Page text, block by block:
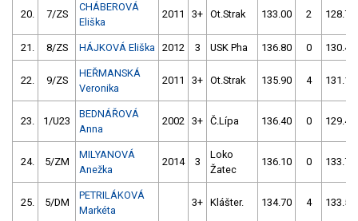
20. 7/ZS
CHÁBEROVÁ
Eliška
2011 3+ Ot.Strak 133.00 2 128.70
21. 8/ZS HÁJKOVÁ Eliška 2012 3 USK Pha 136.80 0 130.40
22. 9/ZS
HEŘMANSKÁ
Veronika
2011 3+ Ot.Strak 135.90 4 131.10
23. 1/U23
BEDNÁŘOVÁ
Anna
2002 3+ Č.Lípa 136.40 0 129.40
24. 5/ZM
MILYANOVÁ
Anežka
2014 3
Loko
Žatec
136.10 0 133.70
25. 5/DM
PETRILÁKOVÁ
Markéta
3+ Klášter. 134.70 4 133.50